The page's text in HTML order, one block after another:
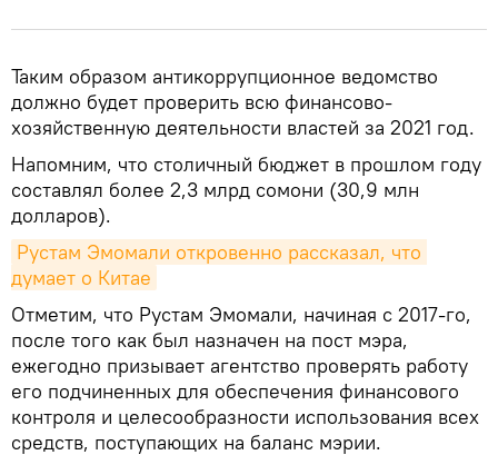
Таким образом антикоррупционное ведомство
должно будет проверить всю финансово-
хозяйственную деятельности властей за 2021 год.
Напомним, что столичный бюджет в прошлом году
составлял более 2,3 млрд сомони (30,9 млн
долларов).
Рустам Эмомали откровенно рассказал, что
думает о Китае
Отметим, что Рустам Эмомали, начиная с 2017-го,
после того как был назначен на пост мэра,
ежегодно призывает агентство проверять работу
его подчиненных для обеспечения финансового
контроля и целесообразности использования всех
средств, поступающих на баланс мэрии.